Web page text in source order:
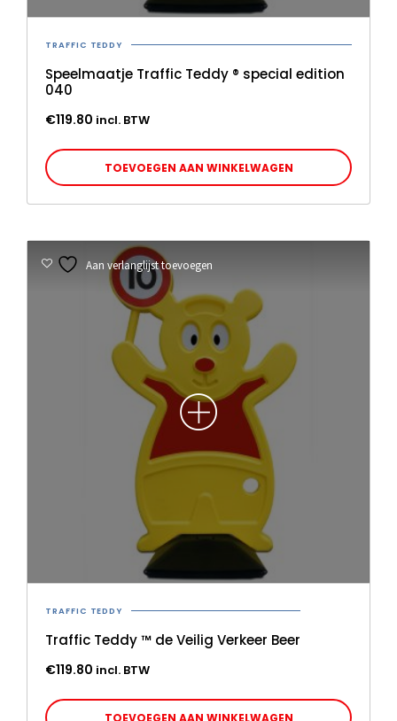
TRAFFIC TEDDY
Speelmaatje Traffic Teddy ® special edition
040
€119.80 incl. BTW
TOEVOEGEN AAN WINKELWAGEN
TRAFFIC TEDDY
Traffic Teddy ™ de Veilig Verkeer Beer
€119.80 incl. BTW
TOEVOEGEN AAN WINKELWAGEN
Aan verlanglijst toevoegen